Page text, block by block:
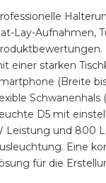
Lay-Aufnahmen,
einer starken
(Breite
D5 mit
Leistung und 800
Eine
für die